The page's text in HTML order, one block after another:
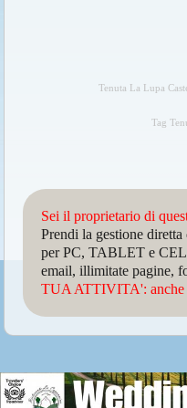
Tenuta La Lupa
Tag
Sei il proprietario di
Prendi la gestione
per PC, TABLET e
email, illimitate pagine,
TUA ATTIVITA':